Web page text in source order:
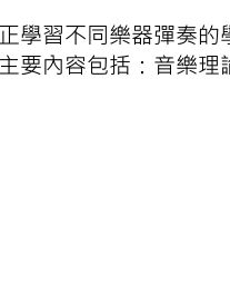
學習不同樂器彈奏
要內容包括：音樂